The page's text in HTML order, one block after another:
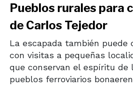
Pueblos rurales para
de Carlos Tejedor
La escapada también puede
con visitas a pequeñas
que conservan el espíritu de
pueblos ferroviarios